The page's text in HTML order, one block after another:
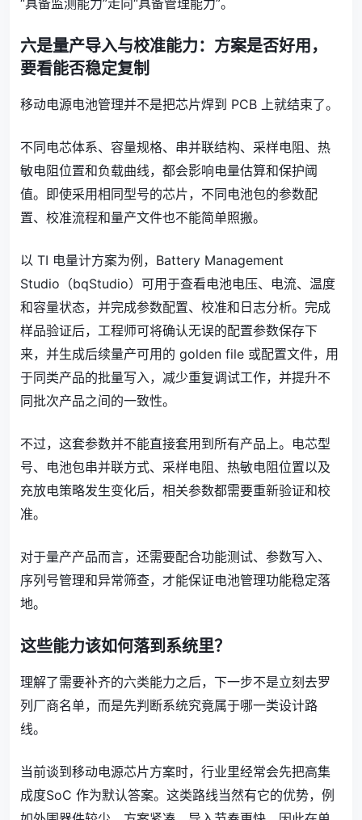
“具备监测能力”走向“具备管理能力”。
六是量产导入与校准能力：方案是否好用，
要看能否稳定复制
移动电源电池管理并不是把芯片焊到 PCB 上就结束了。
不同电芯体系、容量规格、串并联结构、采样电阻、热
敏电阻位置和负载曲线，都会影响电量估算和保护阈
值。即使采用相同型号的芯片，不同电池包的参数配
置、校准流程和量产文件也不能简单照搬。
以 TI 电量计方案为例，Battery Management
Studio（bqStudio）可用于查看电池电压、电流、温度
和容量状态，并完成参数配置、校准和日志分析。完成
样品验证后，工程师可将确认无误的配置参数保存下
来，并生成后续量产可用的 golden file 或配置文件，用
于同类产品的批量写入，减少重复调试工作，并提升不
同批次产品之间的一致性。
不过，这套参数并不能直接套用到所有产品上。电芯型
号、电池包串并联方式、采样电阻、热敏电阻位置以及
充放电策略发生变化后，相关参数都需要重新验证和校
准。
对于量产产品而言，还需要配合功能测试、参数写入、
序列号管理和异常筛查，才能保证电池管理功能稳定落
地。
这些能力该如何落到系统里？
理解了需要补齐的六类能力之后，下一步不是立刻去罗
列厂商名单，而是先判断系统究竟属于哪一类设计路
线。
当前谈到移动电源芯片方案时，行业里经常会先把高集
成度SoC 作为默认答案。这类路线当然有它的优势，例